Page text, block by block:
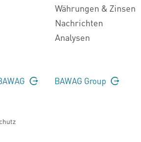
Währungen & Zinsen
Nachrichten
Analysen
BAWAG Group